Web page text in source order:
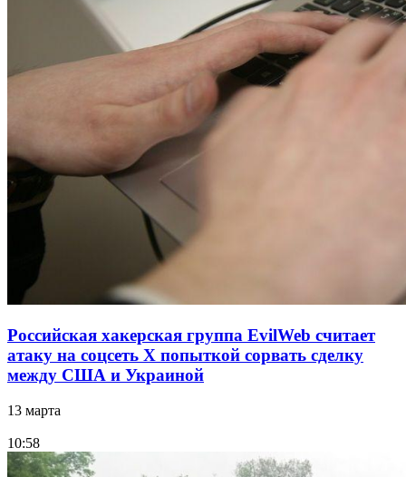
Российская хакерская группа EvilWeb считает
атаку на соцсеть Х попыткой сорвать сделку
между США и Украиной
13 марта
10:58